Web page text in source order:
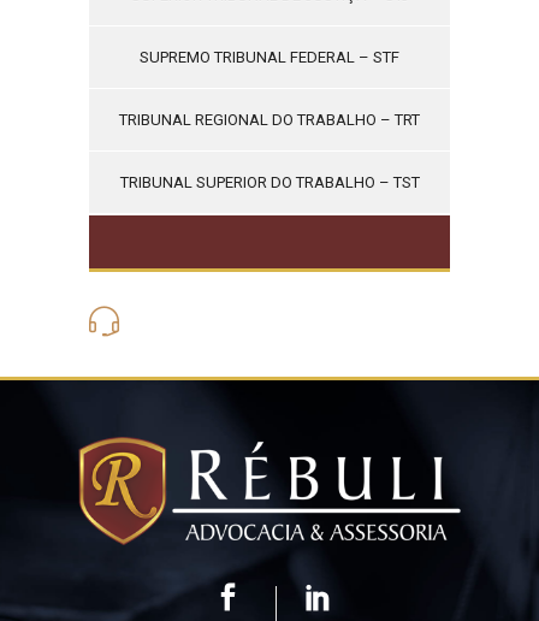
SUPREMO TRIBUNAL FEDERAL – STF
TRIBUNAL REGIONAL DO TRABALHO – TRT
TRIBUNAL SUPERIOR DO TRABALHO – TST